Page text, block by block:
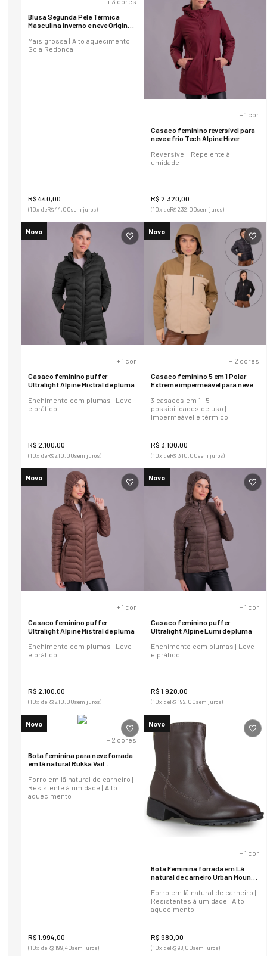
Blusa Segunda Pele Térmica
Masculina inverno e neve Original
Mais grossa | Alto aquecimento |
Gola Redonda
R$ 440,00
(10x deR$44,00sem juros)
+ 1 cor
Casaco feminino reversível para
neve e frio Tech Alpine Hiver
Reversível | Repelente à
umidade
R$ 2 320,00
(10x deR$232,00sem juros)
Novo
+ 1 cor
Casaco feminino puffer
Ultralight Alpine Mistral de pluma
Enchimento com plumas | Leve
e prático
R$ 2 100,00
(10x deR$210,00sem juros)
Novo
+ 2 cores
Casaco feminino 5 em 1 Polar
Extreme impermeável para neve
3 casacos em 1 | 5
possibilidades de uso |
Impermeável e térmico
R$ 3 100,00
(10x deR$ 310,00sem juros)
Novo
+ 1 cor
Casaco feminino puffer
Ultralight Alpine Mistral de pluma
Enchimento com plumas | Leve
e prático
R$ 2 100,00
(10x deR$210,00sem juros)
Novo
+ 1 cor
Casaco feminino puffer
Ultralight Alpine Lumi de pluma
Enchimento com plumas | Leve
e prático
R$ 1 920,00
(10x deR$ 192,00sem juros)
Novo
+ 2 cores
Bota feminina para neve forrada
em lã natural Rukka Vail
Forro em lã natural de carneiro |
Resistente à umidade | Alto
aquecimento
R$ 1 994,00
(10x deR$ 199,40sem juros)
Novo
+ 1 cor
Bota Feminina forrada em Lã
natural de carneiro Urban Mount
Forro em lã natural de carneiro |
Resistentes à umidade | Alto
aquecimento
R$ 980,00
(10x deR$98,00sem juros)